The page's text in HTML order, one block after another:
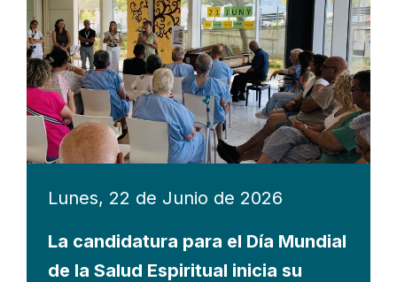
Lunes, 22 de Junio de 2026
La candidatura para el Día Mundial
de la Salud Espiritual inicia su